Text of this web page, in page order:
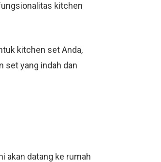
kitchen
kitchen set Anda,
set yang indah dan
akan datang ke rumah